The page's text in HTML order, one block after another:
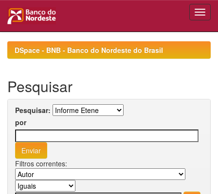
navigationDSpace - BNB - Banco do Nordeste do Brasil
Pesquisar
Pesquisar:
por
Filtros correntes: